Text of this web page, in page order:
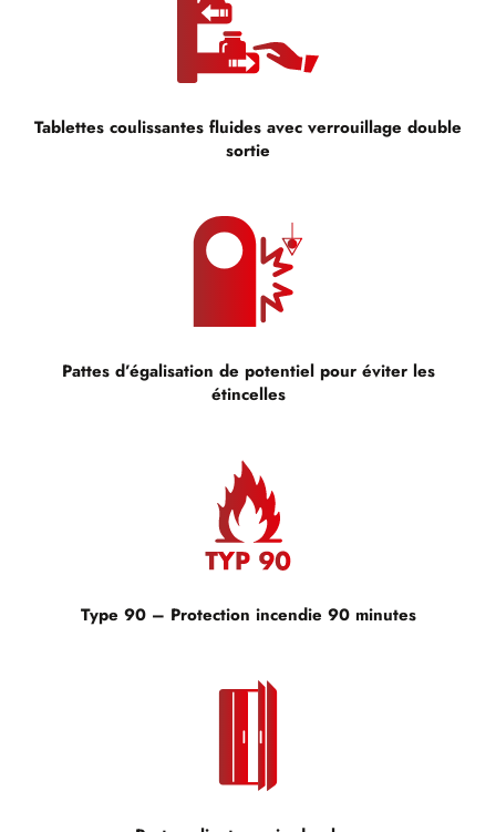
Tablettes coulissantes fluides avec verrouillage double
sortie
Pattes d’égalisation de potentiel pour éviter les
étincelles
Type 90 – Protection incendie 90 minutes